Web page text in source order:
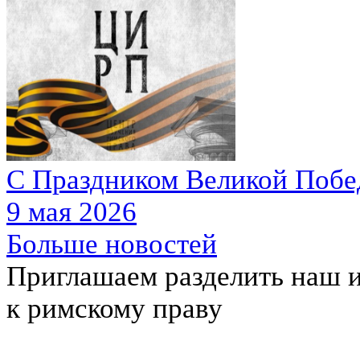
С Праздником Великой
9 мая 2026
Больше новостей
Приглашаем разделить наш
к римскому праву